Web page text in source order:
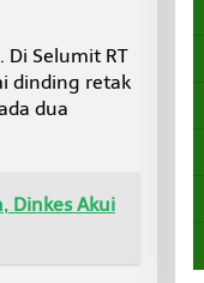
Selumit RT
dinding retak
dua
Dinkes Akui